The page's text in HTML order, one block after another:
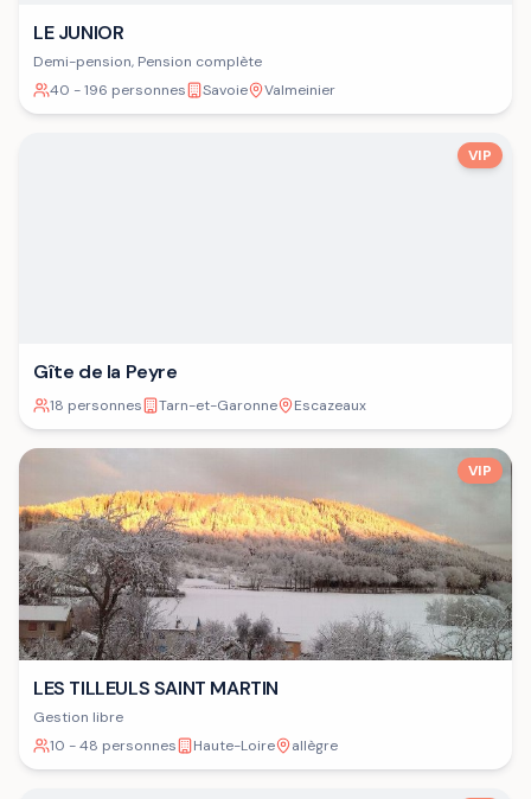
LE JUNIOR
Demi-pension, Pension complète
40 - 196 personnes
Savoie Valmeinier
VIP
Gîte de la Peyre
18 personnes Tarn-et-Garonne Escazeaux
VIP
LES TILLEULS SAINT MARTIN
Gestion libre
10 - 48 personnes
Haute-Loire allègre